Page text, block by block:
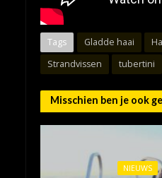
Tags Gladde haai
Strandvissen
tubertini
Misschien ben je ook
NIEUWS